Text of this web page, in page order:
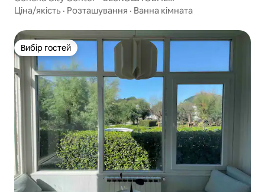
ПАРКУВАННЯ*Кондиціонер*Найкраще розташування
Ціна/якість · Розташування · Ванна кімната
Вибір гостей
Вибір гостей